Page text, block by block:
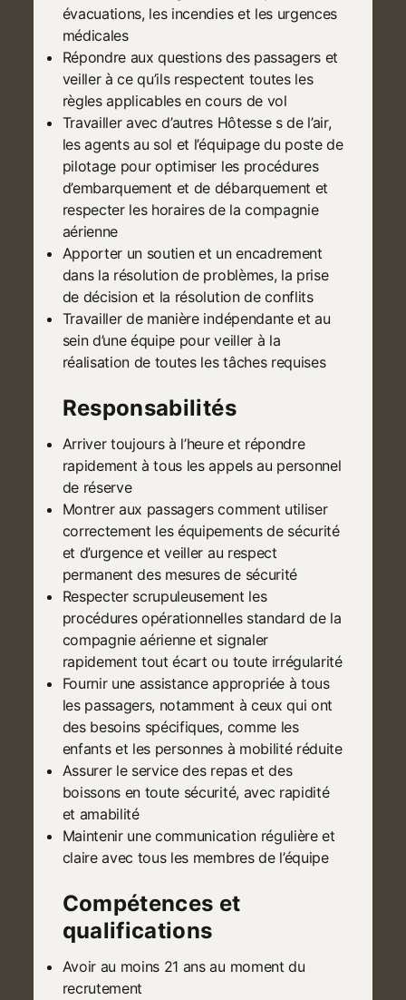
évacuations, les incendies et les urgences
médicales
Répondre aux questions des passagers et
veiller à ce qu’ils respectent toutes les
règles applicables en cours de vol
Travailler avec d’autres Hôtesse s de l’air,
les agents au sol et l’équipage du poste de
pilotage pour optimiser les procédures
d’embarquement et de débarquement et
respecter les horaires de la compagnie
aérienne
Apporter un soutien et un encadrement
dans la résolution de problèmes, la prise
de décision et la résolution de conflits
Travailler de manière indépendante et au
sein d’une équipe pour veiller à la
réalisation de toutes les tâches requises
Responsabilités
Arriver toujours à l’heure et répondre
rapidement à tous les appels au personnel
de réserve
Montrer aux passagers comment utiliser
correctement les équipements de sécurité
et d’urgence et veiller au respect
permanent des mesures de sécurité
Respecter scrupuleusement les
procédures opérationnelles standard de la
compagnie aérienne et signaler
rapidement tout écart ou toute irrégularité
Fournir une assistance appropriée à tous
les passagers, notamment à ceux qui ont
des besoins spécifiques, comme les
enfants et les personnes à mobilité réduite
Assurer le service des repas et des
boissons en toute sécurité, avec rapidité
et amabilité
Maintenir une communication régulière et
claire avec tous les membres de l’équipe
Compétences et
qualifications
Avoir au moins 21 ans au moment du
recrutement